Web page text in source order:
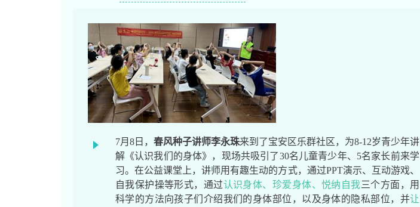
7月8日， 春风种子讲师李永珠来到了宝安区乐群社区，为8-12岁青少年讲
解《认识我们的身体》，现场共吸引了30名儿童青少年、5名家长前来学
习。在公益课堂上，讲师用有趣生动的方式，通过PPT演示、互动游戏、
自我保护操等形式，通过认识身体、珍爱身体、悦纳自我三个方面，用
科学的方法向孩子们介绍我们的身体部位，以及身体的隐私部位，并让